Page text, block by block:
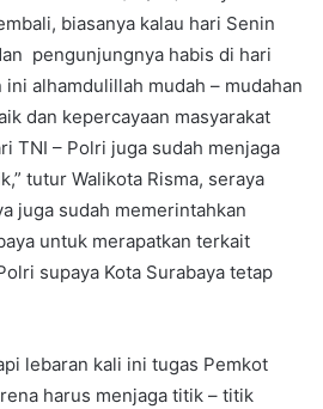
biasanya kalau hari Senin
pengunjungnya habis di hari
alhamdulillah mudah – mudahan
dan kepercayaan masyarakat
TNI – Polri juga sudah menjaga
tutur Walikota Risma, seraya
juga sudah memerintahkan
untuk merapatkan terkait
supaya Kota Surabaya tetap
lebaran kali ini tugas Pemkot
harus menjaga titik – titik